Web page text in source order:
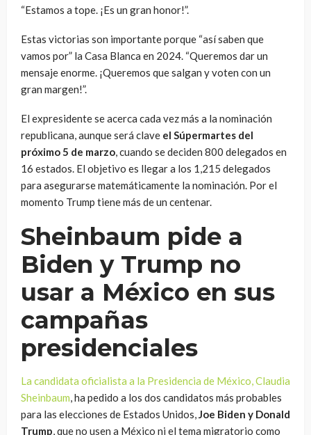
“Estamos a tope. ¡Es un gran honor!”.
Estas victorias son importante porque “así saben que
vamos por” la Casa Blanca en 2024. “Queremos dar un
mensaje enorme. ¡Queremos que salgan y voten con un
gran margen!”.
El expresidente se acerca cada vez más a la nominación
republicana, aunque será clave el Súpermartes del
próximo 5 de marzo, cuando se deciden 800 delegados en
16 estados. El objetivo es llegar a los 1,215 delegados
para asegurarse matemáticamente la nominación. Por el
momento Trump tiene más de un centenar.
Sheinbaum pide a
Biden y Trump no
usar a México en sus
campañas
presidenciales
La candidata oficialista a la Presidencia de México, Claudia
Sheinbaum, ha pedido a los dos candidatos más probables
para las elecciones de Estados Unidos,Joe Biden y Donald
Trump, que no usen a México ni el tema migratorio como